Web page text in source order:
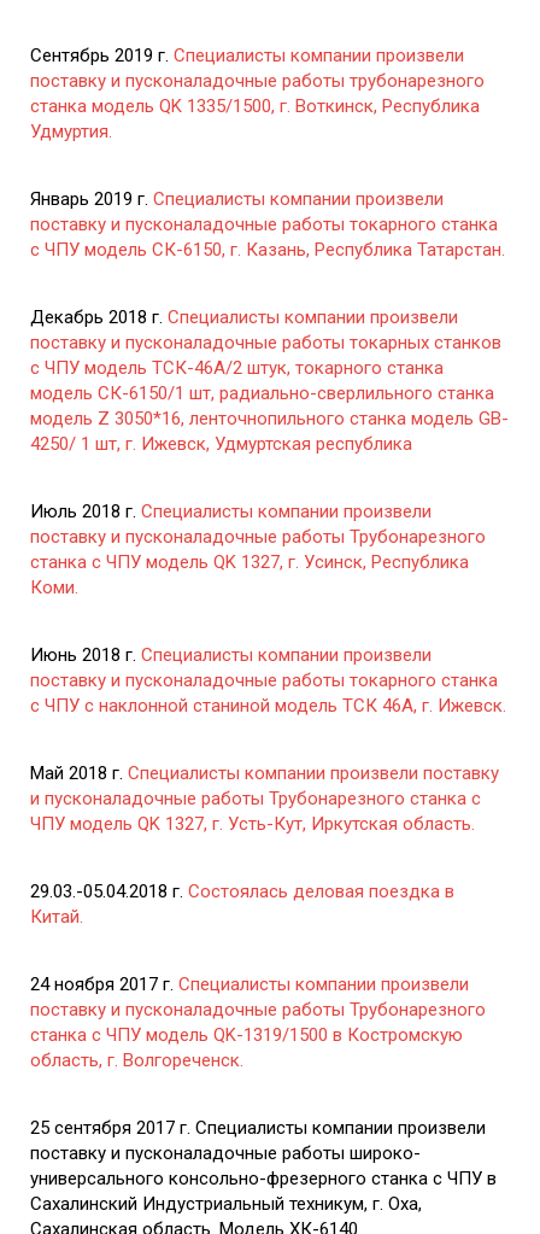
Сентябрь 2019 г. Специалисты компании произвели
поставку и пусконаладочные работы трубонарезного
станка модель QK 1335/1500, г. Воткинск, Республика
Удмуртия.
Январь 2019 г. Специалисты компании произвели
поставку и пусконаладочные работы токарного станка
с ЧПУ модель СК-6150, г. Казань, Республика Татарстан.
Декабрь 2018 г. Специалисты компании произвели
поставку и пусконаладочные работы токарных станков
с ЧПУ модель ТСК-46А/2 штук, токарного станка
модель СК-6150/1 шт, радиально-сверлильного станка
модель Z 3050*16, ленточнопильного станка модель GB-
4250/ 1 шт, г. Ижевск, Удмуртская республика
Июль 2018 г. Специалисты компании произвели
поставку и пусконаладочные работы Трубонарезного
станка с ЧПУ модель QK 1327, г. Усинск, Республика
Коми.
Июнь 2018 г. Специалисты компании произвели
поставку и пусконаладочные работы токарного станка
с ЧПУ с наклонной станиной модель ТСК 46А, г. Ижевск.
Май 2018 г. Специалисты компании произвели поставку
и пусконаладочные работы Трубонарезного станка с
ЧПУ модель QK 1327, г. Усть-Кут, Иркутская область.
29.03.-05.04.2018 г. Состоялась деловая поездка в
Китай.
24 ноября 2017 г. Специалисты компании произвели
поставку и пусконаладочные работы Трубонарезного
станка с ЧПУ модель QK-1319/1500 в Костромскую
область, г. Волгореченск.
25 сентября 2017 г. Специалисты компании произвели
поставку и пусконаладочные работы широко-
универсального консольно-фрезерного станка с ЧПУ в
Сахалинский Индустриальный техникум, г. Оха,
Сахалинская область. Модель ХК-6140.